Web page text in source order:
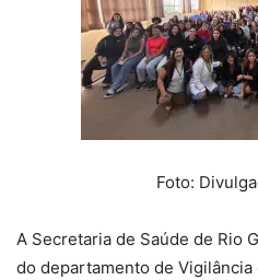
Foto:
A Secretaria de Saúde de Rio
do departamento de